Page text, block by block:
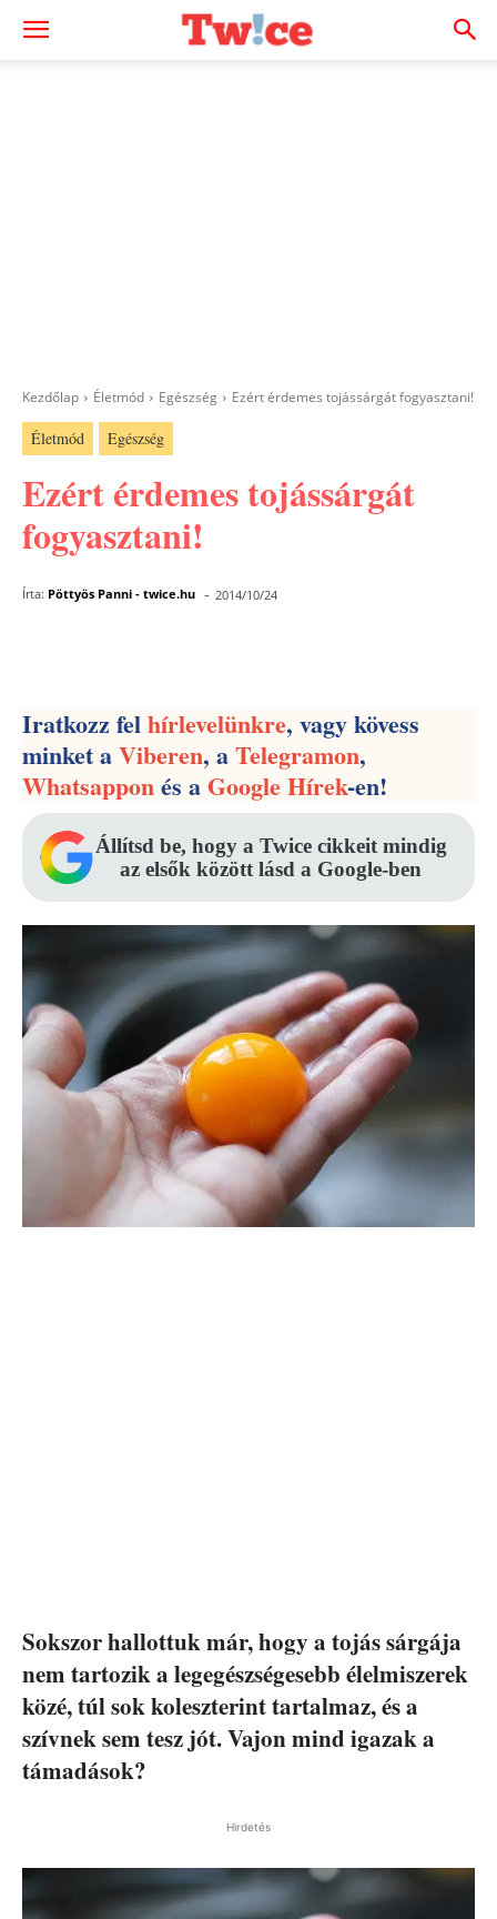
Kezdőlap Életmód Egészség Ezért érdemes tojássárgát fogyasztani!
Életmód Egészség
Ezért érdemes tojássárgát
fogyasztani!
Írta: Pöttyös Panni - twice.hu - 2014/10/24
Iratkozz felhírlevelünkre, vagy kövess
minket aViberen, aTelegramon,
Whatsapponés aGoogle Hírek-en!
Állítsd be, hogy a Twice cikkeit mindig
az elsők között lásd a Google-ben
Sokszor hallottuk már, hogy a tojás sárgája
nem tartozik a legegészségesebb élelmiszerek
közé, túl sok koleszterint tartalmaz, és a
szívnek sem tesz jót. Vajon mind igazak a
támadások?
Hirdetés